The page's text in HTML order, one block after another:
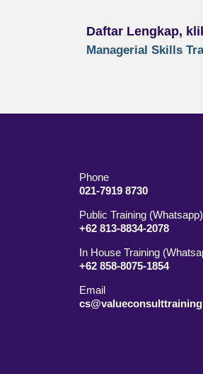
Daftar Lengkap,
Managerial Skills
Phone
021-7919 8730
Public Training (Whatsapp)
+62 813-8834-2078
In House Training
+62 858-8075-1854
Email